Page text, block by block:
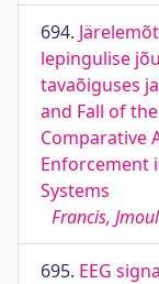
694.
lepingulise
tavaõiguses
and Fall of
Comparative
Enforcement
Systems
Francis,
695. EEG